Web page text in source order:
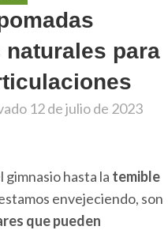
para
12 de julio de 2023
gimnasio hasta la temible
envejeciendo, son
que pueden